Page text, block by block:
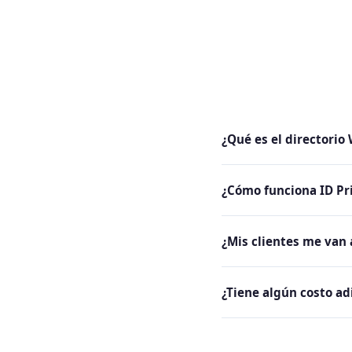
¿Qué es el directorio
incluyendo nombre,
¿Cómo funciona ID
información privada.
¿Mis clientes me
¿Tiene algún costo